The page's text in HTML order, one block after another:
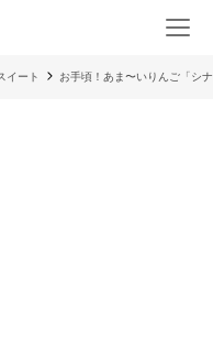
イート お手頃！あま〜いりんご「シ